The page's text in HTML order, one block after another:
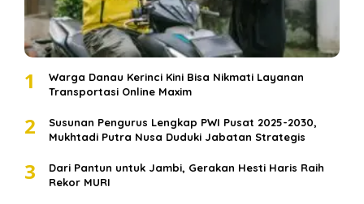
1
Warga Danau Kerinci Kini Bisa Nikmati Layanan
Transportasi Online Maxim
2
Susunan Pengurus Lengkap PWI Pusat 2025-2030,
Mukhtadi Putra Nusa Duduki Jabatan Strategis
3
Dari Pantun untuk Jambi, Gerakan Hesti Haris Raih
Rekor MURI